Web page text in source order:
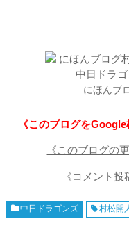
にほんブ
《このブログを
《このブログの
《コメント
中日ドラゴンズ 村松開